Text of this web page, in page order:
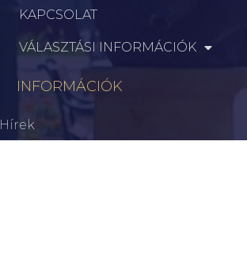
KAPCSOLAT
VÁLASZTÁSI INFORMÁCIÓK
INFORMÁCIÓK
Hírek